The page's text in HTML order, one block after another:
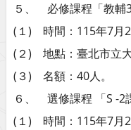
５、 必修課程「教輔
(１) 時間：115年7月
(２) 地點：臺北市立大
(３) 名額：40人。
６、 選修課程 「S -2
(１) 時間：115年7月